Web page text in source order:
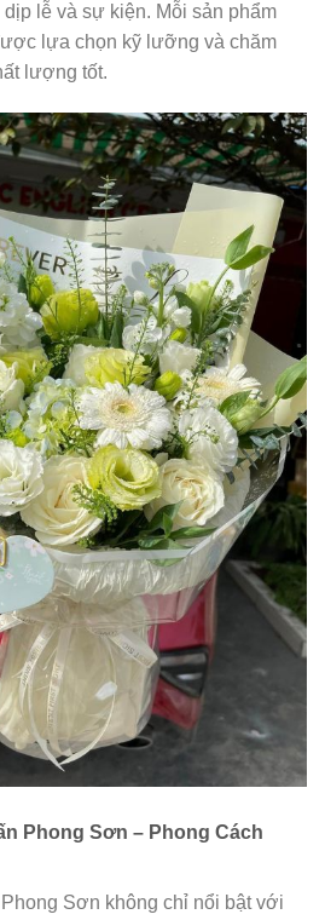
lễ và sự kiện. Mỗi sản phẩm
lựa chọn kỹ lưỡng và chăm
lượng tốt.
Phong Sơn – Phong Cách
Sơn không chỉ nổi bật với